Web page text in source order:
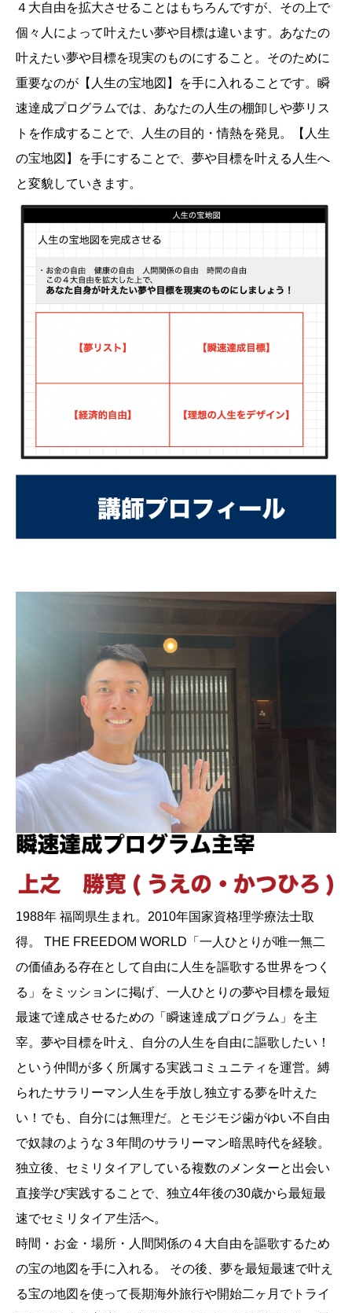
４大自由を拡大させることはもちろんですが、その上で
個々人によって叶えたい夢や目標は違います。あなたの
叶えたい夢や目標を現実のものにすること。そのために
重要なのが【人生の宝地図】を手に入れることです。瞬
速達成プログラムでは、あなたの人生の棚卸しや夢リス
トを作成することで、人生の目的・情熱を発見。【人生
の宝地図】を手にすることで、夢や目標を叶える人生へ
と変貌していきます。
1988年 福岡県生まれ。2010年国家資格理学療法士取
得。 THE FREEDOM WORLD「一人ひとりが唯一無二
の価値ある存在として自由に人生を謳歌する世界をつく
る」をミッションに掲げ、一人ひとりの夢や目標を最短
最速で達成させるための「瞬速達成プログラム」を主
宰。夢や目標を叶え、自分の人生を自由に謳歌したい！
という仲間が多く所属する実践コミュニティを運営。縛
られたサラリーマン人生を手放し独立する夢を叶えた
い！でも、自分には無理だ。とモジモジ歯がゆい不自由
で奴隷のような３年間のサラリーマン暗黒時代を経験。
独立後、セミリタイアしている複数のメンターと出会い
直接学び実践することで、独立4年後の30歳から最短最
速でセミリタイア生活へ。
時間・お金・場所・人間関係の４大自由を謳歌するため
の宝の地図を手に入れる。 その後、夢を最短最速で叶え
る宝の地図を使って長期海外旅行や開始二ヶ月でトライ